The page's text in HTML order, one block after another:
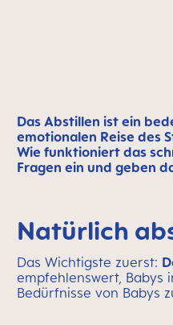
Das Abstillen ist ein
emotionalen Reise des
Wie funktioniert das
Fragen ein und geben
Natürlich
Das Wichtigste zuerst:
empfehlenswert, Babys
Bedürfnisse von Babys